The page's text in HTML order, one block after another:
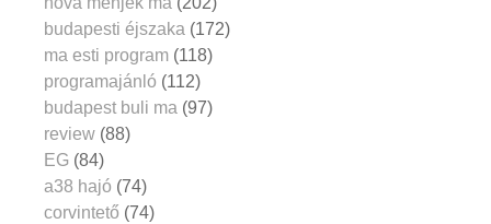
budapesti éjszaka (172)
ma esti program (118)
programajánló (112)
budapest buli ma (97)
review (88)
EG (84)
a38 hajó (74)
corvintető (74)